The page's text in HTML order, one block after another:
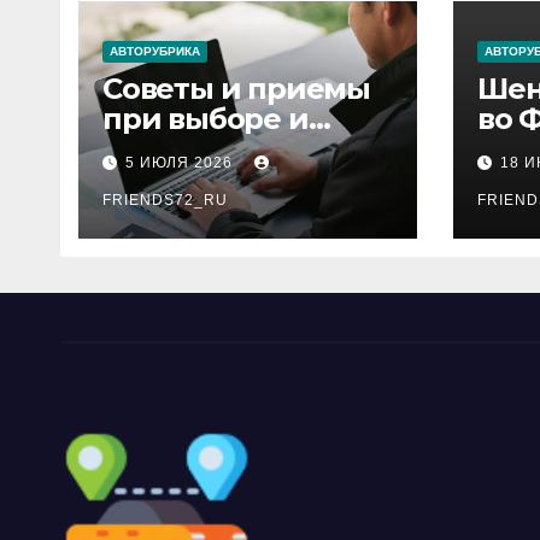
ni
ki
АВТОРУБРИКА
Советы и приемы
при выборе и
бронировании
авиабилетов
5 ИЮЛЯ 2026
FRIENDS72_RU
во
18